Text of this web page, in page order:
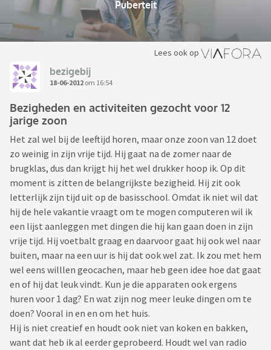
Puberteit
Lees ook op
bezigebij
18-06-2012 om 16:54
Bezigheden en activiteiten gezocht voor 12
jarige zoon
Het zal wel bij de leeftijd horen, maar onze zoon van 12 doet
zo weinig in zijn vrije tijd. Hij gaat na de zomer naar de
brugklas, dus dan krijgt hij het wel drukker hoop ik. Op dit
moment is zitten de belangrijkste bezigheid. Hij zit ook
letterlijk zijn tijd uit op de basisschool. Omdat ik niet wil dat
hij de hele vakantie vraagt om te mogen computeren wil ik
een lijst aanleggen met dingen die hij kan gaan doen in zijn
vrije tijd. Hij voetbalt graag en daarvoor gaat hij ook wel naar
buiten, maar na een uur is hij dat ook wel zat. Ik zou met hem
wel eens willlen geocachen, maar heb geen idee hoe dat gaat
en of hij dat leuk vindt. Kun je die apparaten ook ergens
huren voor 1 dag? En wat zijn nog meer leuke dingen om te
doen? Vooral in en en om het huis.
Hij is niet creatief en houdt ook niet van koken en bakken,
want dat heb ik al eerder geprobeerd. Houdt wel van radio